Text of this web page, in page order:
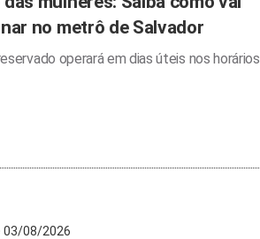
no metrô de Salvador
operará em dias úteis nos horários
03/08/2026